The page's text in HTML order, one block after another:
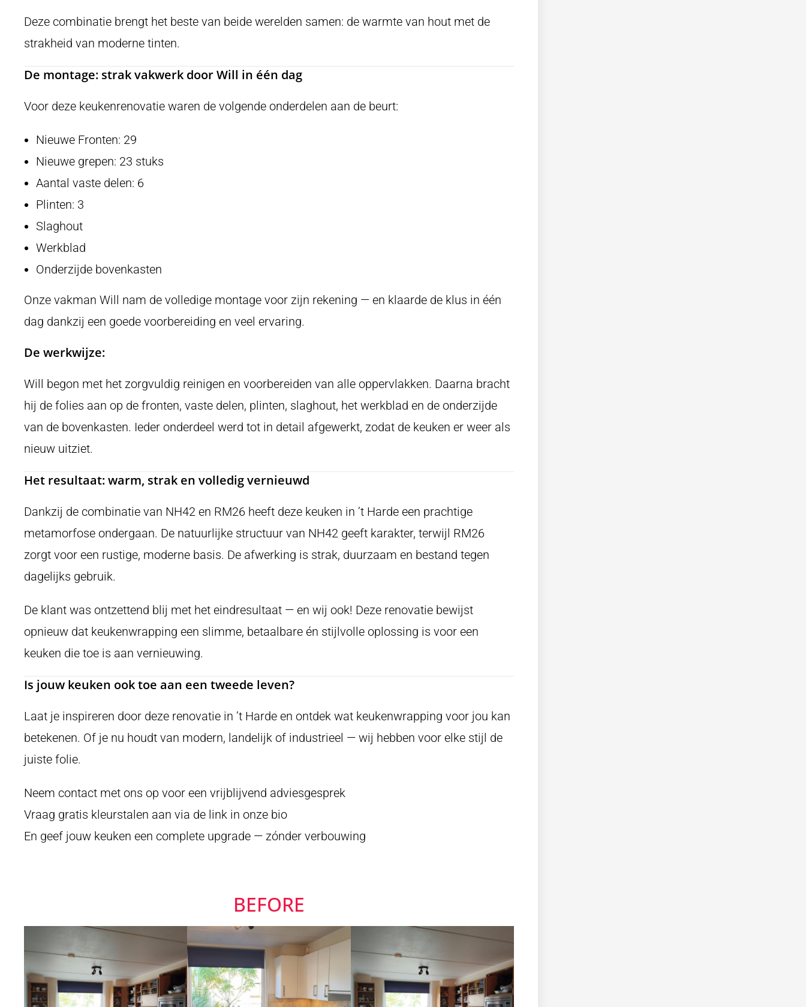
Deze combinatie brengt het beste van beide werelden samen: de warmte van hout met de
strakheid van moderne tinten.
De montage: strak vakwerk door Will in één dag
Voor deze keukenrenovatie waren de volgende onderdelen aan de beurt:
Nieuwe Fronten: 29
Nieuwe grepen: 23 stuks
Aantal vaste delen: 6
Plinten: 3
Slaghout
Werkblad
Onderzijde bovenkasten
Onze vakman Will nam de volledige montage voor zijn rekening — en klaarde de klus in één
dag dankzij een goede voorbereiding en veel ervaring.
De werkwijze:
Will begon met het zorgvuldig reinigen en voorbereiden van alle oppervlakken. Daarna bracht
hij de folies aan op de fronten, vaste delen, plinten, slaghout, het werkblad en de onderzijde
van de bovenkasten. Ieder onderdeel werd tot in detail afgewerkt, zodat de keuken er weer als
nieuw uitziet.
Het resultaat: warm, strak en volledig vernieuwd
Dankzij de combinatie van NH42 en RM26 heeft deze keuken in ’t Harde een prachtige
metamorfose ondergaan. De natuurlijke structuur van NH42 geeft karakter, terwijl RM26
zorgt voor een rustige, moderne basis. De afwerking is strak, duurzaam en bestand tegen
dagelijks gebruik.
De klant was ontzettend blij met het eindresultaat — en wij ook! Deze renovatie bewijst
opnieuw dat keukenwrapping een slimme, betaalbare én stijlvolle oplossing is voor een
keuken die toe is aan vernieuwing.
Is jouw keuken ook toe aan een tweede leven?
Laat je inspireren door deze renovatie in ’t Harde en ontdek wat keukenwrapping voor jou kan
betekenen. Of je nu houdt van modern, landelijk of industrieel — wij hebben voor elke stijl de
juiste folie.
Neem contact met ons op voor een vrijblijvend adviesgesprek
Vraag gratis kleurstalen aan via de link in onze bio
En geef jouw keuken een complete upgrade — zónder verbouwing
BEFORE